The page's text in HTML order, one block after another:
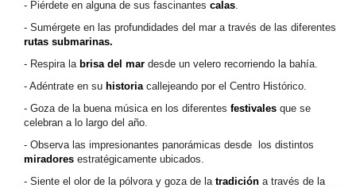
Piérdete en alguna de sus fascinantes calas
Sumérgete en las profundidades del mar a través de las diferentes
rutas submarinas.
Respira la brisa del mar desde un velero recorriendo la bahía.
Adéntrate en su historia callejeando por el Centro Histórico.
Goza de la buena música en los diferentes festivales que se
celebran a lo largo del año.
Observa las impresionantes panorámicas desde los distintos
miradores estratégicamente ubicados.
Siente el olor de la pólvora y goza de la tradición a través de la